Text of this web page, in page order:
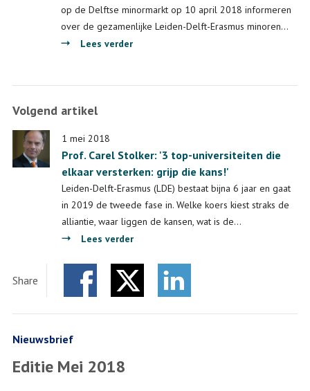
op de Delftse minormarkt op 10 april 2018 informeren
over de gezamenlijke Leiden-Delft-Erasmus minoren…
Lees verderover
op
Minormarkt
TU
Delft
Volgend artikel
1 mei 2018
Prof. Carel Stolker: '3 top-universiteiten die
elkaar versterken: grijp die kans!'
Leiden-Delft-Erasmus (LDE) bestaat bijna 6 jaar en gaat
in 2019 de tweede fase in. Welke koers kiest straks de
alliantie, waar liggen de kansen, wat is de…
Lees verder
Carel
Stolker:
Share
Nieuwsbrief
Editie Mei 2018